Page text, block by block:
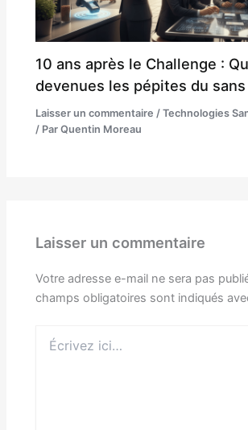
10 ans après le Challenge :
devenues les pépites du
Laisser un commentaire /Technologies
/ ParQuentin Moreau
Laisser un commentaire
Votre adresse e-mail ne sera pas
champs obligatoires sont indiqués
ici…